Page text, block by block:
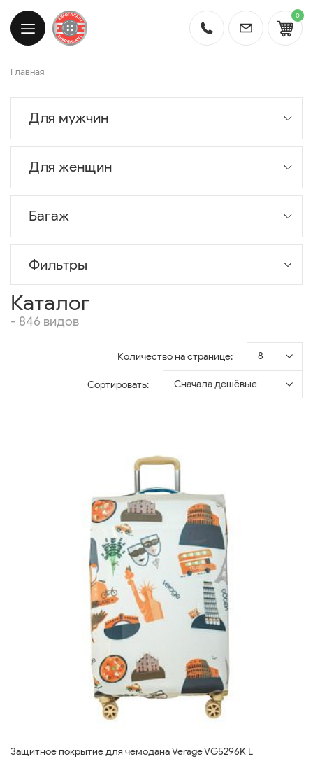
0
Главная
Для мужчин
Для женщин
Багаж
Фильтры
Каталог
- 846 видов
Количество на странице: 8
Сортировать: Сначала дешёвые
Защитное покрытие для чемодана Verage VG5296K L